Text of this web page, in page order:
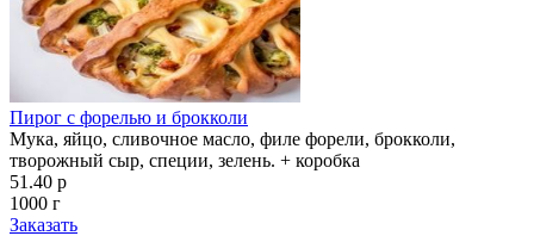
Пирог с форелью и брокколи
Мука, яйцо, сливочное масло, филе форели, брокколи,
творожный сыр, специи, зелень. + коробка
51.40 р
1000 г
Заказать